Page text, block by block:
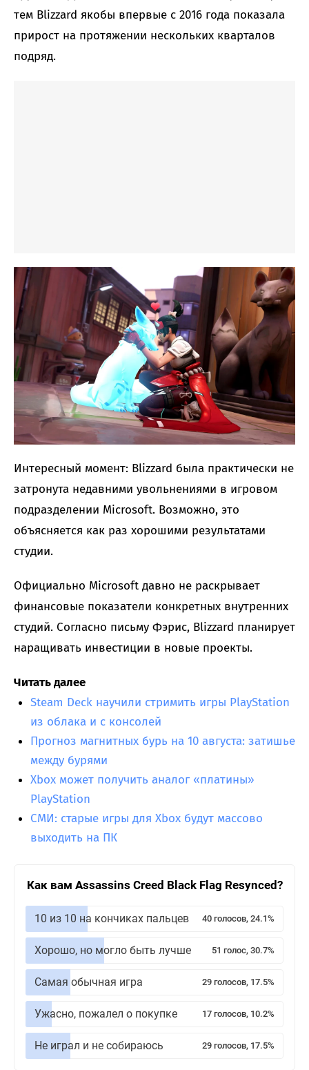
тем Blizzard якобы впервые с 2016 года показала
прирост на протяжении нескольких кварталов
подряд.
Интересный момент: Blizzard была практически не
затронута недавними увольнениями в игровом
подразделении Microsoft. Возможно, это
объясняется как раз хорошими результатами
студии.
Официально Microsoft давно не раскрывает
финансовые показатели конкретных внутренних
студий. Согласно письму Фэрис, Blizzard планирует
наращивать инвестиции в новые проекты.
Читать далее
Steam Deck научили стримить игры PlayStation
из облака и с консолей
Прогноз магнитных бурь на 10 августа: затишье
между бурями
Xbox может получить аналог «платины»
PlayStation
СМИ: старые игры для Xbox будут массово
выходить на ПК
Как вам Assassins Creed Black Flag Resynced?
10 из 10 на кончиках пальцев 40 голосов, 24.1%
Хорошо, но могло быть лучше 51 голос, 30.7%
Самая обычная игра 29 голосов, 17.5%
Ужасно, пожалел о покупке 17 голосов, 10.2%
Не играл и не собираюсь 29 голосов, 17.5%